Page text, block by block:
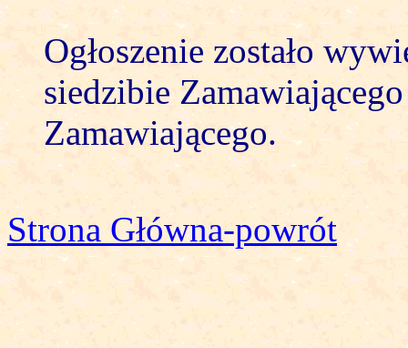
Ogłoszenie zostało
siedzibie
Zamawiającego.
Strona Główna-powrót